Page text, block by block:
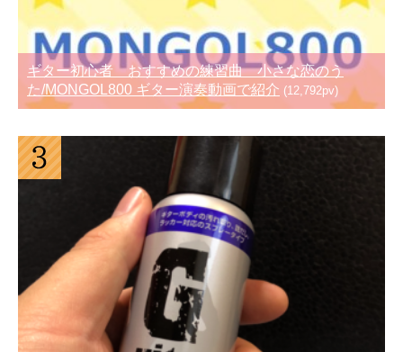
ギター初心者 おすすめの練習曲 小さな恋のう
た/MONGOL800 ギター演奏動画で紹介 (12,792pv)